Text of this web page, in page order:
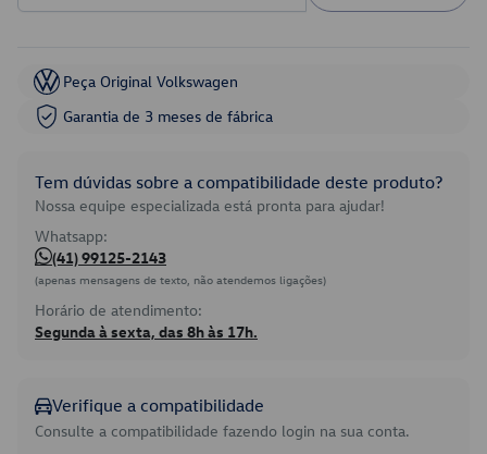
Peça Original Volkswagen
Garantia de 3 meses de fábrica
Tem dúvidas sobre a compatibilidade deste produto?
Nossa equipe especializada está pronta para ajudar!
Whatsapp:
(41) 99125-2143
(apenas mensagens de texto, não atendemos ligações)
Horário de atendimento:
Segunda à sexta, das 8h às 17h.
Verifique a compatibilidade
Consulte a compatibilidade fazendo login na sua conta.